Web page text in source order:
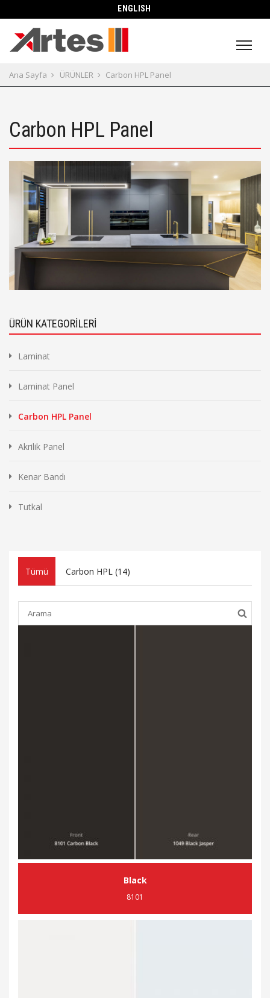
ENGLISH
Ana Sayfa ÜRÜNLER Carbon HPL Panel
Carbon HPL Panel
ÜRÜN KATEGORİLERİ
Laminat
Laminat Panel
Carbon HPL Panel
Akrilik Panel
Kenar Bandı
Tutkal
Tümü Carbon HPL (14)
Black
8101